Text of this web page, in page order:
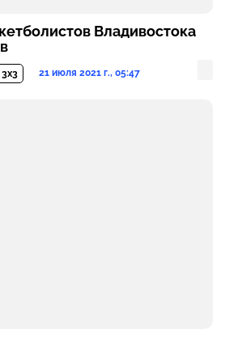
Владивостока
21 июля 2021 г., 05:47